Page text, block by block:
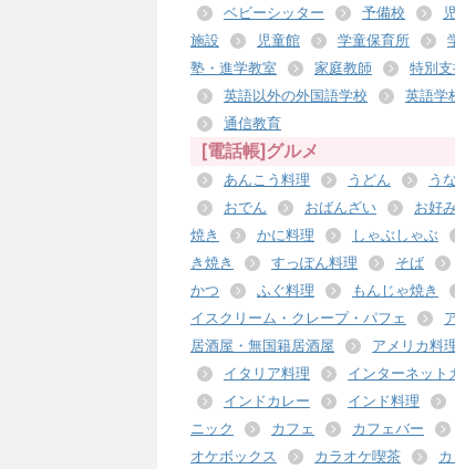
ベビーシッター
予備校
施設
児童館 学童保育所
塾・進学教室
家庭教師
特別
英語以外の外国語学校
英語学
通信教育
[電話帳]グルメ
あんこう料理 うどん
う
おでん
おばんざい
お好
焼き
かに料理 しゃぶしゃぶ
き焼き
すっぽん料理 そば
かつ
ふぐ料理 もんじゃ焼き
イスクリーム・クレープ・パフェ
居酒屋・無国籍居酒屋
アメリカ料
イタリア料理
インターネット
インドカレー
インド料理
ニック
カフェ カフェバー
オケボックス
カラオケ喫茶